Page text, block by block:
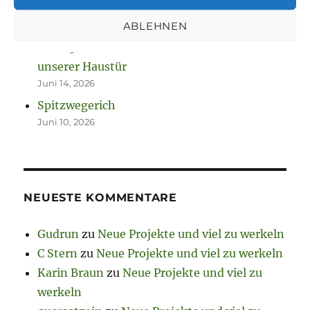
ABLEHNEN
Neuanfang nach Zwangspause
unserer Haustür
Juni 14, 2026
Spitzwegerich
Juni 10, 2026
NEUESTE KOMMENTARE
Gudrun zuNeue Projekte und viel zu werkeln
C Stern zuNeue Projekte und viel zu werkeln
Karin Braun zuNeue Projekte und viel zu
werkeln